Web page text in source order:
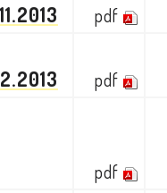
pdf
pdf
pdf